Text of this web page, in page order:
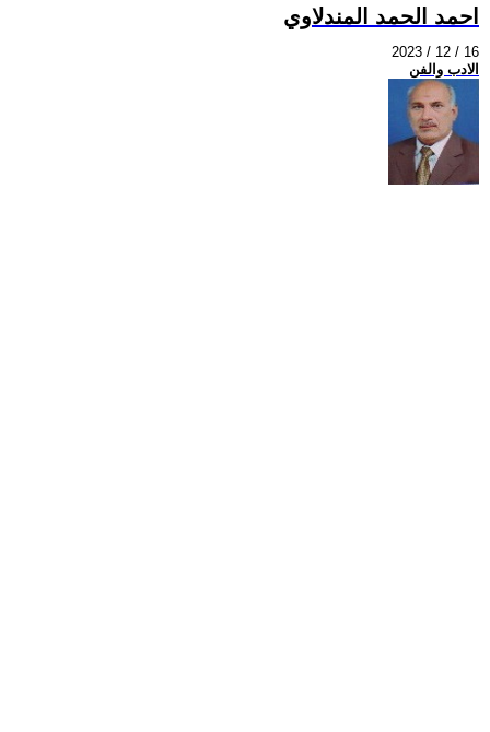
احمد الحمد المندلاوي
2023 / 12 / 16
الادب والفن